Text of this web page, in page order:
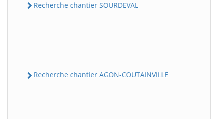
Recherche chantier SOURDEVAL
Recherche chantier AGON-COUTAINVILLE